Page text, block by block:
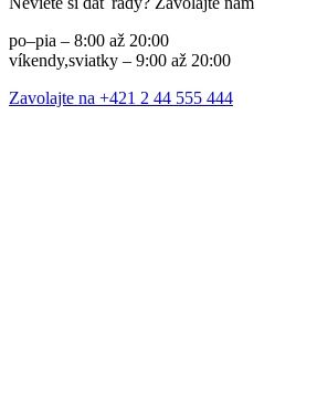
po–pia – 8:00 až 20:00
víkendy,sviatky – 9:00 až 20:00
Zavolajte na +421 2 44 555 444